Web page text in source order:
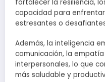
fortalecer la resiliencia,
capacidad para
estresantes o
Además, la inteligencia
comunicación, la
interpersonales, lo que
más saludable y